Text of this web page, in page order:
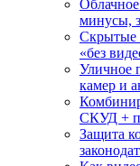
минусы,
Скрытые
«без
Уличное
камер и
СКУД +
Защита